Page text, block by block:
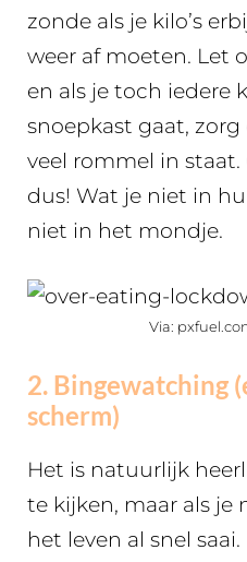
zonde als je kilo’s
weer af moeten. Let
en als je toch iedere
snoepkast gaat,
veel rommel in
dus! Wat je niet in
niet in het mondje.
Via:
2. Bingewatching
scherm)
Het is natuurlijk
te kijken, maar als
het leven al snel